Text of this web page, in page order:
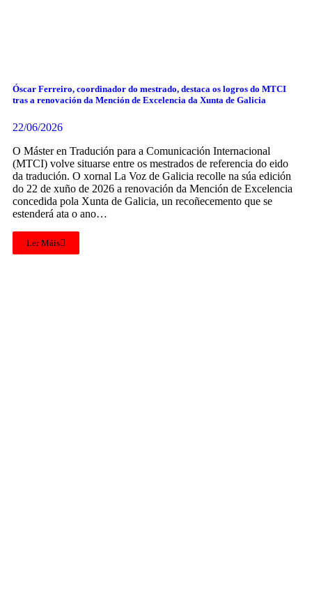
Óscar Ferreiro, coordinador do mestrado, destaca os logros do MTCI
tras a renovación da Mención de Excelencia da Xunta de Galicia
22/06/2026
O Máster en Tradución para a Comunicación Internacional
(MTCI) volve situarse entre os mestrados de referencia do eido
da tradución. O xornal La Voz de Galicia recolle na súa edición
do 22 de xuño de 2026 a renovación da Mención de Excelencia
concedida pola Xunta de Galicia, un recoñecemento que se
estenderá ata o ano…
Ler Máis